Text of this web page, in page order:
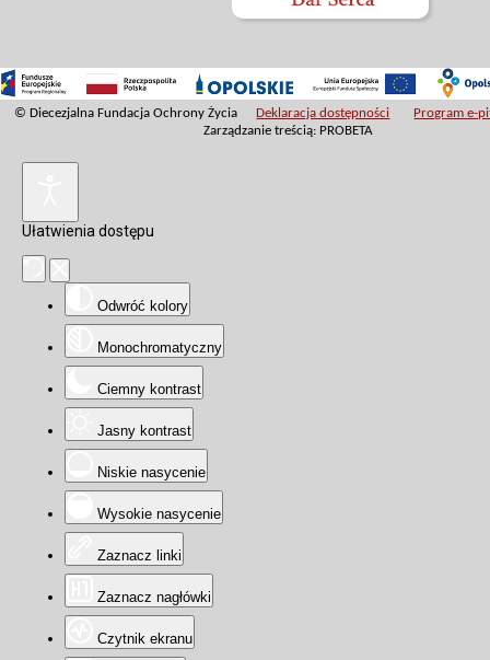
© Diecezjalna Fundacja Ochrony Życia Deklaracja dostępności
Program e-
Zarządzanie treścią: PROBETA
Ułatwienia dostępu
Odwróć kolory
Monochromatyczny
Ciemny kontrast
Jasny kontrast
Niskie nasycenie
Wysokie nasycenie
Zaznacz linki
Zaznacz nagłówki
Czytnik ekranu